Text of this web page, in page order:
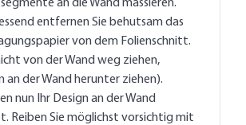
an die Wand massieren.
entfernen Sie behutsam das
von dem Folienschnitt.
von der Wand weg ziehen,
an der Wand herunter ziehen).
nun Ihr Design an der Wand
Reiben Sie möglichst vorsichtig mit